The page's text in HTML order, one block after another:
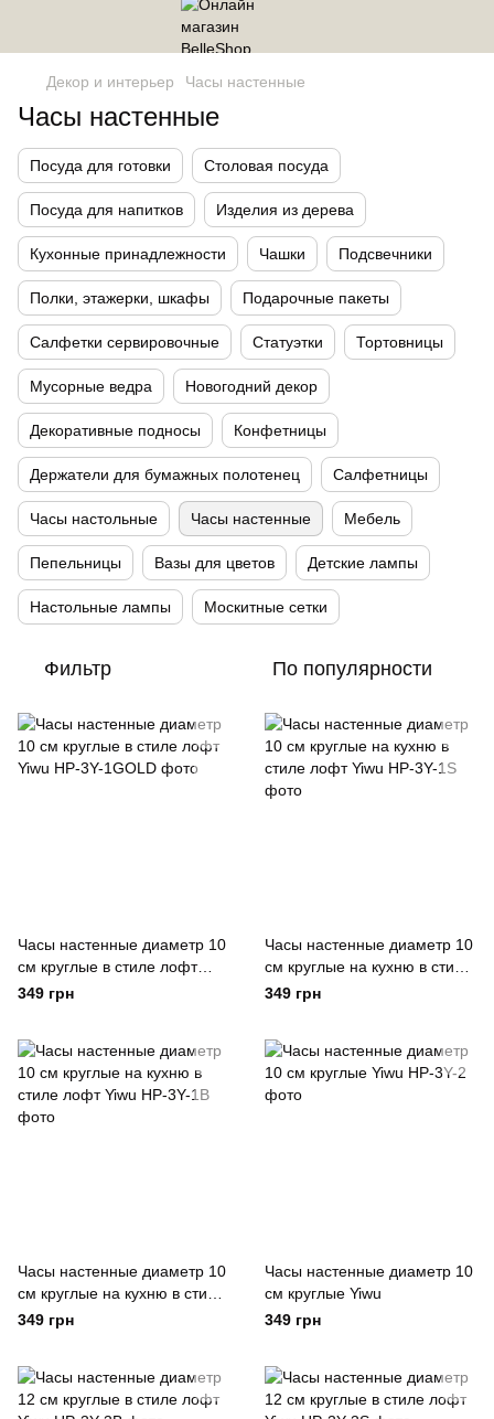
Декор и интерьер Часы настенные
Часы настенные
Посуда для готовки Столовая посуда
Посуда для напитков Изделия из дерева
Кухонные принадлежности Чашки Подсвечники
Полки, этажерки, шкафы Подарочные пакеты
Салфетки сервировочные Статуэтки Тортовницы
Мусорные ведра Новогодний декор
Декоративные подносы Конфетницы
Держатели для бумажных полотенец Салфетницы
Часы настольные Часы настенные Мебель
Пепельницы Вазы для цветов Детские лампы
Настольные лампы Москитные сетки
Фильтр По популярности
Часы настенные диаметр 10
см круглые в стиле лофт
Yiwu
349 грн
Часы настенные диаметр 10
см круглые на кухню в стиле
лофт Yiwu
349 грн
Часы настенные диаметр 10
см круглые на кухню в стиле
лофт Yiwu
349 грн
Часы настенные диаметр 10
см круглые Yiwu
349 грн